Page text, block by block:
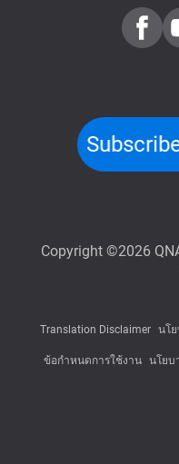
Copyright ©2026
Translation Disclaimer นโ
ข้อกำหนดการใช้งาน นโยบ